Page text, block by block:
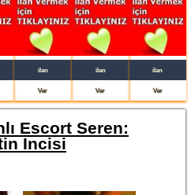
ilan
Ver
ilan
Ver
ilan
Ver
Escort Seren:
İncisi